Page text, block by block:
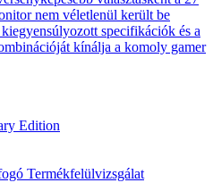
nem véletlenül került be
specifikációk és a
kínálja a komoly gamer
Edition
Termékfelülvizsgálat